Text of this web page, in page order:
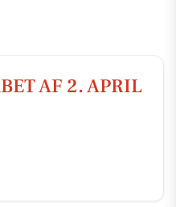
AF 2. APRIL